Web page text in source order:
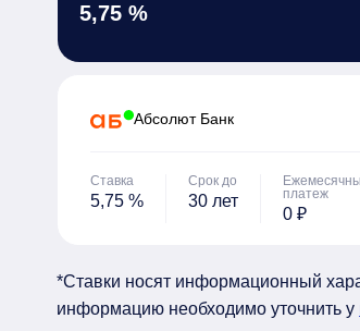
5,75 %
Абсолют Банк
Ставка
5,75 %
Срок до
30 лет
платеж
0 ₽
*Ставки носят информационный
информацию необходимо уточнить у